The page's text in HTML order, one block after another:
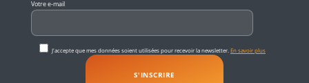
Votre e-mail
J'accepte que mes données soient utilisées pour recevoir la newsletter. En savoir plus